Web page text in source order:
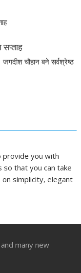
सप्ताह
जगदीश चौहान बने सर्वश्रेष्ठ
provide you with
that you can take
simplicity, elegant
many new